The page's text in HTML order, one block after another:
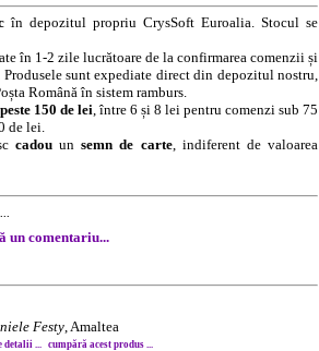
în depozitul propriu CrysSoft Euroalia. Stocul se
în 1-2 zile lucrătoare de la confirmarea comenzii și
Produsele sunt expediate direct din depozitul nostru,
Română în sistem ramburs.
peste 150 de lei, între 6 și 8 lei pentru comenzi sub 75
de lei.
cadouunsemn de carte, indiferent de valoarea
un comentariu...
Festy, Amaltea
detalii ... cumpără acest produs ...